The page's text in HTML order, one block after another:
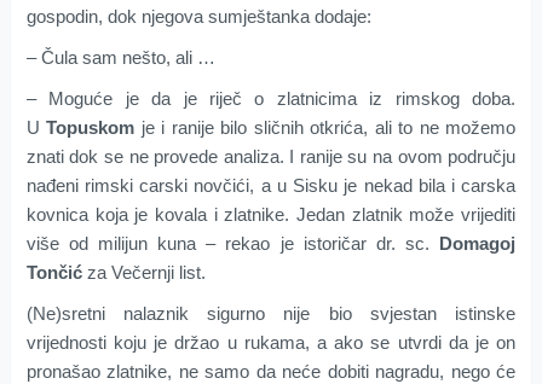
gospodin, dok njegova sumještanka dodaje:
– Čula sam nešto, ali …
– Moguće je da je riječ o zlatnicima iz rimskog doba.
UTopuskom je i ranije bilo sličnih otkrića, ali to ne možemo
znati dok se ne provede analiza. I ranije su na ovom području
nađeni rimski carski novčići, a u Sisku je nekad bila i carska
kovnica koja je kovala i zlatnike. Jedan zlatnik može vrijediti
više od milijun kuna – rekao je istoričar dr. sc. Domagoj
Tončić za Večernji list.
(Ne)sretni nalaznik sigurno nije bio svjestan istinske
vrijednosti koju je držao u rukama, a ako se utvrdi da je on
pronašao zlatnike, ne samo da neće dobiti nagradu, nego će